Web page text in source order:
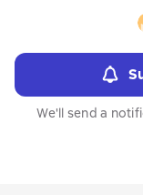
We'll send a